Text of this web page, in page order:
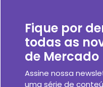
Fique por
todas as
de Mercado
Assine nossa
uma série de